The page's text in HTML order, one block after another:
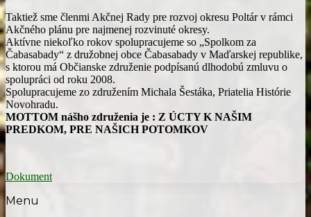
Taktiež sme členmi Akčnej Rady pre rozvoj okresu Poltár v rámci
Akčného plánu pre najmenej rozvinuté okresy.
Aktívne niekoľko rokov spolupracujeme so „Spolkom za
Čabasabady“ z družobnej obce Čabasabady v Maďarskej republike,
s ktorou má Občianske združenie podpísanú dlhodobú zmluvu o
spolupráci od roku 2008.
Spolupracujeme zo združením Michala Šestáka, Priatelia Histórie
Novohradu.
MOTTOM nášho združenia je : Z ÚCTY K NAŠIM
PREDKOM, PRE NAŠICH POTOMKOV
Dokument
Menu